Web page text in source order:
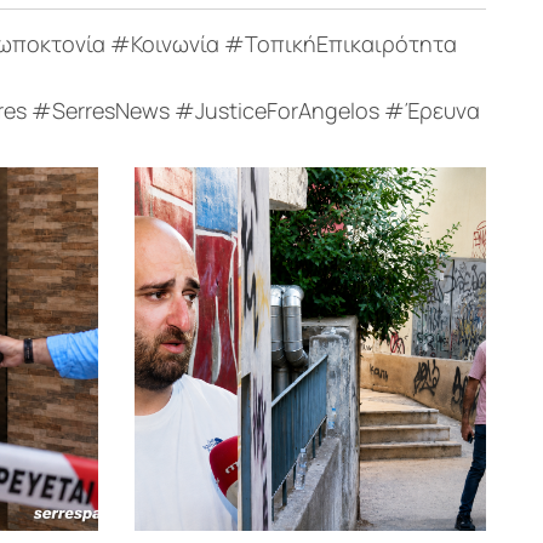
#Κοινωνία #ΤοπικήΕπικαιρότητα
#SerresNews #JusticeForAngelos #Έρευνα